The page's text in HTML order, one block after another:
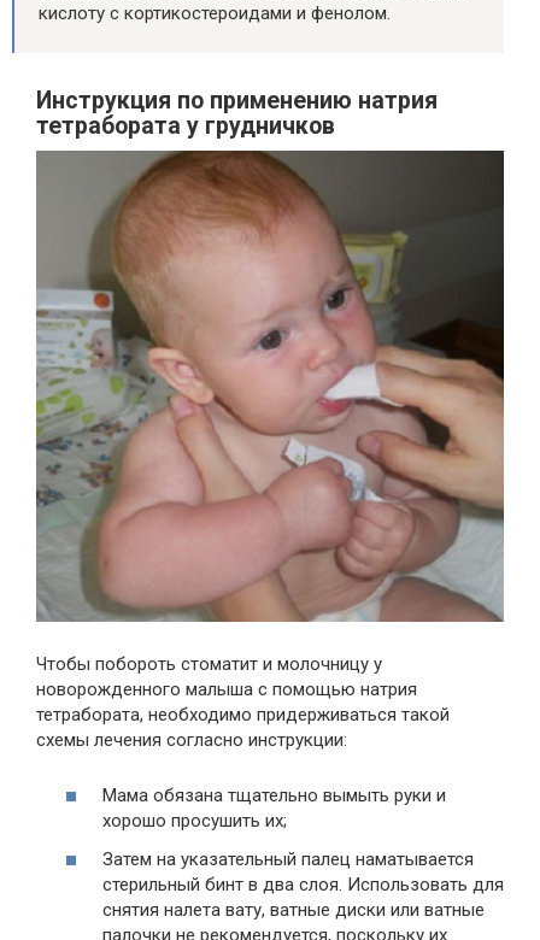
кислоту с кортикостероидами и фенолом.
Инструкция по применению натрия
тетрабората у грудничков
Чтобы побороть стоматит и молочницу у
новорожденного малыша с помощью натрия
тетрабората, необходимо придерживаться такой
схемы лечения согласно инструкции:
Мама обязана тщательно вымыть руки и
хорошо просушить их;
Затем на указательный палец наматывается
стерильный бинт в два слоя. Использовать для
снятия налета вату, ватные диски или ватные
палочки не рекомендуется, поскольку их